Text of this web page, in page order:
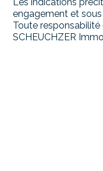
engagement et
Toute
SCHEUCHZER